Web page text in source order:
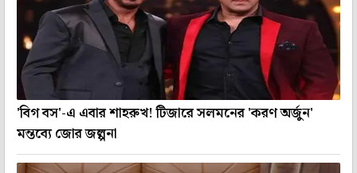
'বিগ বস'-এ এবার শাহরুখ! টিজারে সলমনের 'করণ অর্জুন'
মন্তব্যে জোর জল্পনা